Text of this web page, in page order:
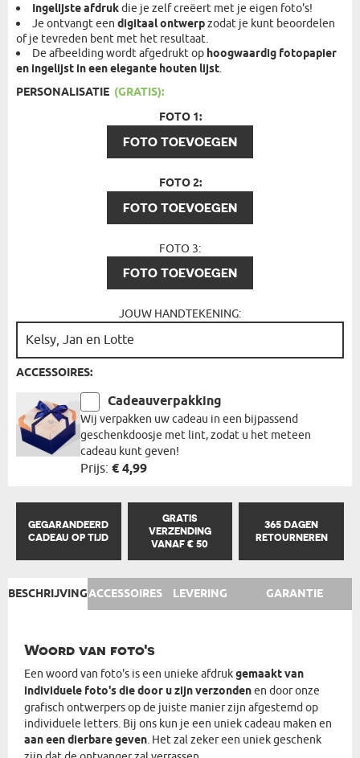
Ingelijste afdrukdie je zelf creëert met je eigen foto's!
Je ontvangt eendigitaal ontwerpzodat je kunt beoordelen
of je tevreden bent met het resultaat.
De afbeelding wordt afgedrukt op hoogwaardig fotopapier
en ingelijst in een elegante houten lijst.
PERSONALISATIE (GRATIS):
FOTO 1:
FOTO TOEVOEGEN
FOTO 2:
FOTO TOEVOEGEN
FOTO 3:
FOTO TOEVOEGEN
JOUW HANDTEKENING:
ACCESSOIRES:
Cadeauverpakking
Wij verpakken uw cadeau in een bijpassend
geschenkdoosje met lint, zodat u het meteen
cadeau kunt geven!
Prijs: € 4,99
GEGARANDEERD
CADEAU OP TIJD
GRATIS
VERZENDING
VANAF € 50
365 DAGEN
RETOURNEREN
BESCHRIJVINGACCESSOIRES LEVERING GARANTIE
Woord van foto's
Een woord van foto's is een unieke afdrukgemaakt van
individuele foto's die door u zijn verzondenen door onze
grafisch ontwerpers op de juiste manier zijn afgestemd op
individuele letters. Bij ons kun je een uniek cadeau maken en
aan een dierbare geven. Het zal zeker een uniek geschenk